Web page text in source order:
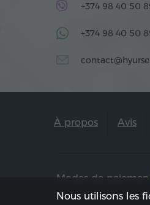
+374 98 40 50
+374 98 40 50
À propos Avis
Modes de
Nous utilisons les